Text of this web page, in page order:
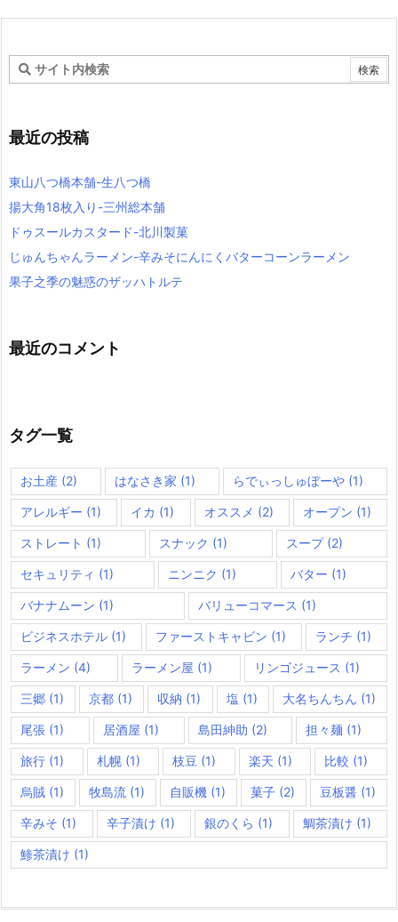
最近の投稿
東山八つ橋本舗-生八つ橋
揚大角18枚入り-三州総本舗
ドゥスールカスタード-北川製菓
じゅんちゃんラーメン-辛みそにんにくバターコーンラーメン
果子之季の魅惑のザッハトルテ
最近のコメント
タグ一覧
お土産 (2) はなさき家 (1) らでぃっしゅぼーや (1)
アレルギー (1) イカ (1) オススメ (2) オープン (1)
ストレート (1) スナック (1) スープ(2)
セキュリティ (1) ニンニク (1) バター (1)
バナナムーン (1) バリューコマース (1)
ビジネスホテル (1) ファーストキャビン (1) ランチ (1)
ラーメン (4) ラーメン屋 (1) リンゴジュース (1)
三郷 (1) 京都 (1) 収納 (1) 塩 (1) 大名ちんちん (1)
尾張 (1) 居酒屋 (1) 島田紳助 (2) 担々麺 (1)
旅行 (1) 札幌(1) 枝豆 (1) 楽天 (1) 比較 (1)
烏賊 (1) 牧島流 (1) 自販機 (1) 菓子 (2) 豆板醤 (1)
辛みそ (1) 辛子漬け (1) 銀のくら (1) 鯛茶漬け (1)
鯵茶漬け (1)